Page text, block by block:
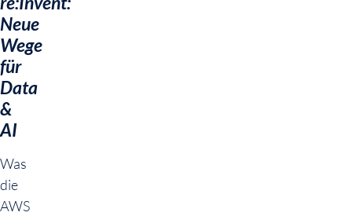
Neue
Wege
für
Data
&
AI
Was
die
AWS